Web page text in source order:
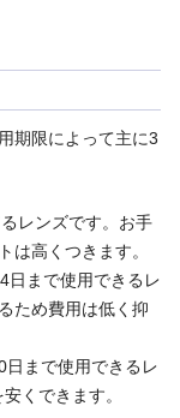
期限によって主に3
るレンズです。お手
は高くつきます。
日まで使用できるレ
ため費用は低く抑
日まで使用できるレ
くできます。